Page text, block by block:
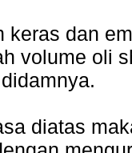
keras dan
volume oli
diatas